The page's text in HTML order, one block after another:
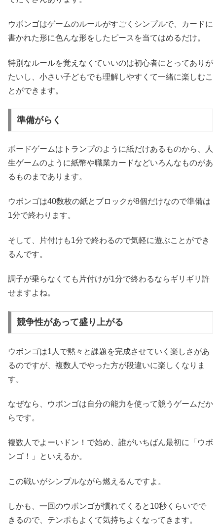
ウボンゴはゲームのルールがすごくシンプルで、カードに
書かれた形に色んな形をしたピースを当てはめるだけ。
特別なルールを覚えなくていいのは初心者にとってありが
たいし、小さい子どもでも理解しやすくて一緒に楽しむこ
とができます。
準備がらく
ボードゲームはトランプのように紙だけあるものから、人
生ゲームのように紙幣や職業カードなどいろんなものがあ
るものまであります。
ウボンゴは40数枚の紙とブロックが8個だけなので準備は
1分で終わります。
そして、片付けも1分で終わるので気軽に遊ぶことができ
るんです。
調子が乗らなくても片付けが1分で終わるならギリギリ許
せますよね。
競争性があって盛り上がる
ウボンゴは1人で黙々と課題を完成させていく楽しさがあ
るのですが、複数人でやった方が段違いに楽しくなりま
す。
なぜなら、ウボンゴは自分の能力を使って競うゲームだか
らです。
複数人でよーいドン！で始め、誰がいちばん最初に「ウボ
ンゴ！」といえるか。
この戦いがシンプルながら燃えるんですよ。
しかも、一回のウボンゴが慣れてくると10秒くらいでで
きるので、テンポもよくて気持ちよくなってきます。